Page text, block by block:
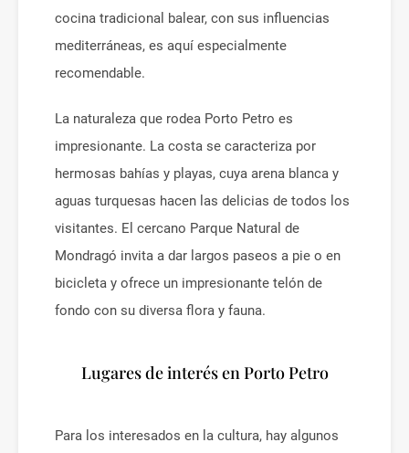
cocina tradicional balear, con sus influencias
mediterráneas, es aquí especialmente
recomendable.
La naturaleza que rodea Porto Petro es
impresionante. La costa se caracteriza por
hermosas bahías y playas, cuya arena blanca y
aguas turquesas hacen las delicias de todos los
visitantes. El cercano Parque Natural de
Mondragó invita a dar largos paseos a pie o en
bicicleta y ofrece un impresionante telón de
fondo con su diversa flora y fauna.
Lugares de interés en Porto Petro
Para los interesados en la cultura, hay algunos